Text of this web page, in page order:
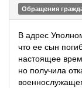
Обращения
В адрес
что ее сын
настоящее
но получила